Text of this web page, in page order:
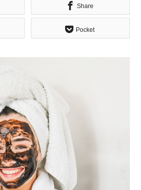
Share
Pocket